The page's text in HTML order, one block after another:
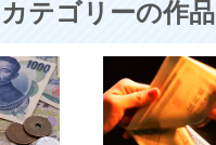
テゴリーの作品